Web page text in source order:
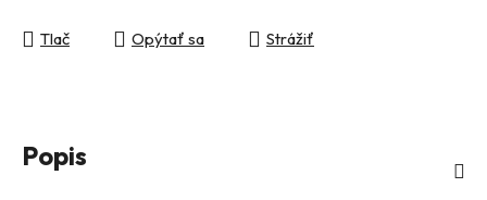
Tlač Opýtať sa Strážiť
Popis